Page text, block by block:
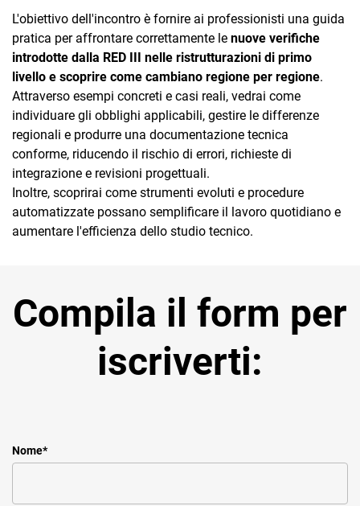
L'obiettivo dell'incontro è fornire ai professionisti una guida
pratica per affrontare correttamente le nuove verifiche
introdotte dalla RED III nelle ristrutturazioni di primo
livello e scoprire come cambiano regione per regione.
Attraverso esempi concreti e casi reali, vedrai come
individuare gli obblighi applicabili, gestire le differenze
regionali e produrre una documentazione tecnica
conforme, riducendo il rischio di errori, richieste di
integrazione e revisioni progettuali.
Inoltre, scoprirai come strumenti evoluti e procedure
automatizzate possano semplificare il lavoro quotidiano e
aumentare l'efficienza dello studio tecnico.
Compila il form per
iscriverti:
Nome*